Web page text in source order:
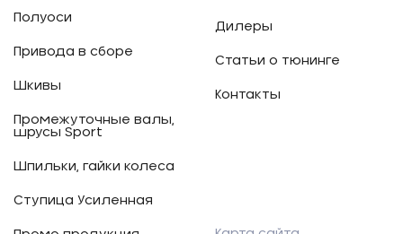
Полуоси
Привода в сборе
Шкивы
Промежуточные валы,
шрусы Sport
Шпильки, гайки колеса
Ступица Усиленная
Дилеры
Статьи о тюнинге
Контакты